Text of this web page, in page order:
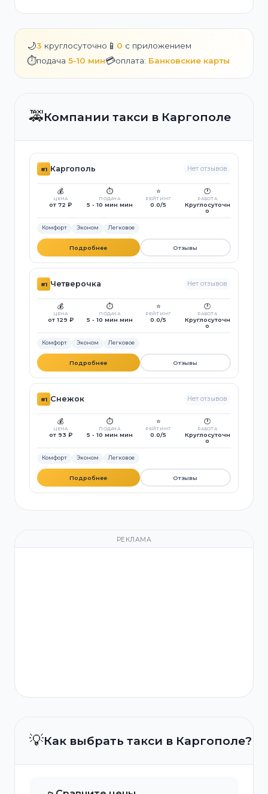
🌙3 круглосуточно 📱 0 с приложением
⏱️подача 5-10 мин💳оплата: Банковские карты
🚕Компании такси в Каргополе
#1 Каргополь Нет отзывов
💰
ЦЕНА
от 72 ₽
⏱️
ПОДАЧА
5 - 10 мин мин
⭐
РЕЙТИНГ
0.0/5
🕐
РАБОТА
Круглосуточн
о
Комфорт Эконом Легковое
Подробнее Отзывы
#1 Четверочка Нет отзывов
💰
ЦЕНА
от 129 ₽
⏱️
ПОДАЧА
5 - 10 мин мин
⭐
РЕЙТИНГ
0.0/5
🕐
РАБОТА
Круглосуточн
о
Комфорт Эконом Легковое
Подробнее Отзывы
#1 Снежок Нет отзывов
💰
ЦЕНА
от 93 ₽
⏱️
ПОДАЧА
5 - 10 мин мин
⭐
РЕЙТИНГ
0.0/5
🕐
РАБОТА
Круглосуточн
о
Комфорт Эконом Легковое
Подробнее Отзывы
РЕКЛАМА
💡Как выбрать такси в Каргополе?